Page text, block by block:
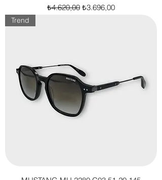
Normal Fiyat
₺4.620,00 İndirimli Fiyat
₺3.696,00
Trend